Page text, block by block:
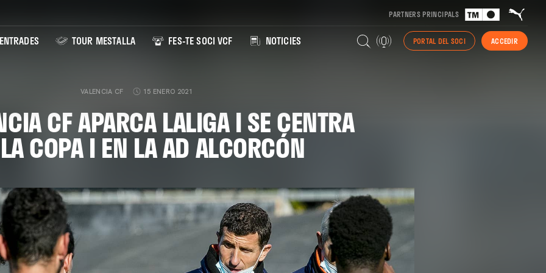
PARTNERS PRINCIPALS
TOUR MESTALLA FES-TE SOCI VCF NOTICIES PORTAL DEL SOCI ACCEDIR
VALENCIA CF 15 ENERO 2021
CF APARCA LALIGA I SE CENTRA
COPA I EN LA AD ALCORCÓN